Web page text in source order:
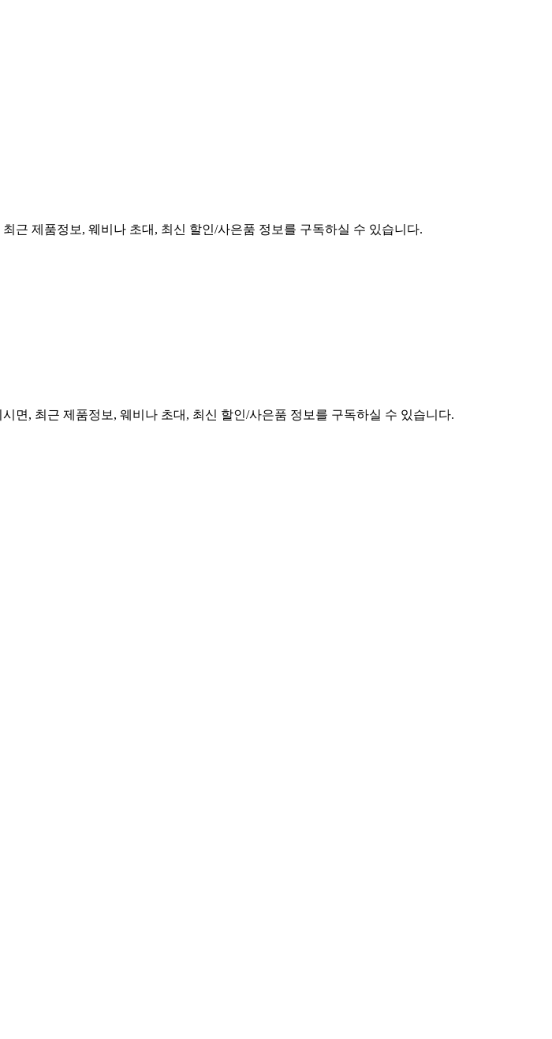
근 제품정보, 웨비나 초대, 최신 할인/사은품 정보를 구독하실 수 있습니다.
면, 최근 제품정보, 웨비나 초대, 최신 할인/사은품 정보를 구독하실 수 있습니다.